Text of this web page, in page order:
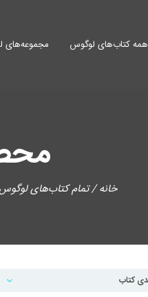
همه کتاب‌های لوگوس مجموعه‌های
خانه/تمام کتاب‌های